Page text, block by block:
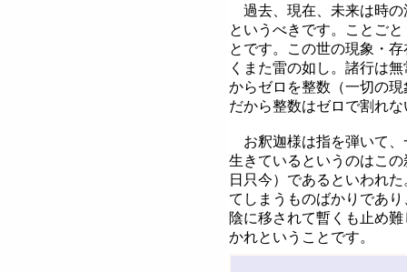
過去、現在、未来は時の
というべきです。ことご
とです。この世の現象・
くまた雷の如し。諸行は
からゼロを整数（一切の
だから整数はゼロで割れ
お釈迦様は指を弾いて、
生きているというのはこ
日只今）であるといわれ
てしまうものばかりであ
陰に移されて暫くも止め
かれということです。